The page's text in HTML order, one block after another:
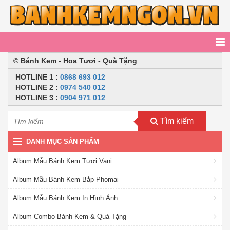
© Bánh Kem - Hoa Tươi - Quà Tặng
HOTLINE 1 : 0868 693 012
HOTLINE 2 : 0974 540 012
HOTLINE 3 : 0904 971 012
Tìm kiếm
DANH MỤC SẢN PHẨM
Album Mẫu Bánh Kem Tươi Vani
Album Mẫu Bánh Kem Bắp Phomai
Album Mẫu Bánh Kem In Hình Ảnh
Album Combo Bánh Kem & Quà Tặng